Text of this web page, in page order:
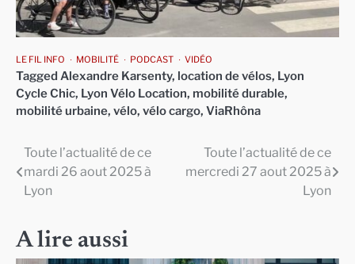
LE FIL INFO MOBILITÉ PODCAST VIDÉO
Tagged Alexandre Karsenty, location de vélos, Lyon
Cycle Chic, Lyon Vélo Location, mobilité durable,
mobilité urbaine, vélo, vélo cargo, ViaRhôna
Navigation
de
Toute l’actualité de ce
mardi 26 aout 2025 à
Lyon
Toute l’actualité de ce
mercredi 27 aout 2025 à
Lyon
A lire aussi